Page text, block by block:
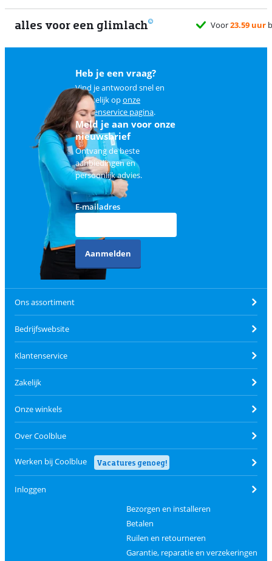
alles voor een glimlach Voor23.59 uur
Heb je een vraag?
Vind je antwoord snel en
makkelijk oponze
klantenservice pagina.
Meld je aan voor onze
nieuwsbrief
Ontvang de beste
aanbiedingen en
persoonlijk advies.
E-mailadres
Aanmelden
Ons assortiment
Bedrijfswebsite
Klantenservice
Zakelijk
Onze winkels
Over Coolblue
Werken bij Coolblue Vacatures genoeg!
Inloggen
Bezorgen en installeren
Betalen
Ruilen en retourneren
Garantie, reparatie en verzekeringen